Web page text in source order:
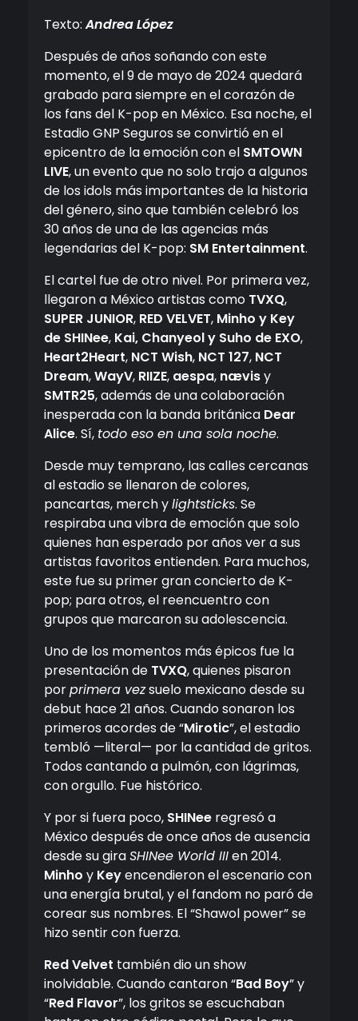
Texto:Andrea López
Después de años soñando con este
momento, el 9 de mayo de 2024 quedará
grabado para siempre en el corazón de
los fans del K-pop en México. Esa noche, el
Estadio GNP Seguros se convirtió en el
epicentro de la emoción con el SMTOWN
LIVE, un evento que no solo trajo a algunos
de los idols más importantes de la historia
del género, sino que también celebró los
30 años de una de las agencias más
legendarias del K-pop: SM Entertainment.
El cartel fue de otro nivel. Por primera vez,
llegaron a México artistas como TVXQ,
SUPER JUNIOR, RED VELVET, Minho y Key
de SHINee, Kai, Chanyeol y Suho de EXO,
Heart2Heart, NCT Wish, NCT 127, NCT
Dream,WayV, RIIZE, aespa, nævisy
SMTR25, además de una colaboración
inesperada con la banda británica Dear
Alice. Sí, todo eso en una sola noche.
Desde muy temprano, las calles cercanas
al estadio se llenaron de colores,
pancartas, merch ylightsticks. Se
respiraba una vibra de emoción que solo
quienes han esperado por años ver a sus
artistas favoritos entienden. Para muchos,
este fue su primer gran concierto de K-
pop; para otros, el reencuentro con
grupos que marcaron su adolescencia.
Uno de los momentos más épicos fue la
presentación de TVXQ, quienes pisaron
porprimera vezsuelo mexicano desde su
debut hace 21 años. Cuando sonaron los
primeros acordes de “Mirotic”, el estadio
tembló —literal— por la cantidad de gritos.
Todos cantando a pulmón, con lágrimas,
con orgullo. Fue histórico.
Y por si fuera poco, SHINee regresó a
México después de once años de ausencia
desde su giraSHINee World IIIen 2014.
Minho y Keyencendieron el escenario con
una energía brutal, y el fandom no paró de
corear sus nombres. El “Shawol power” se
hizo sentir con fuerza.
Red Velvet también dio un show
inolvidable. Cuando cantaron “Bad Boy” y
“Red Flavor”, los gritos se escuchaban